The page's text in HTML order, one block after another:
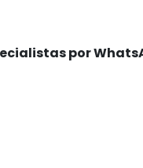
por